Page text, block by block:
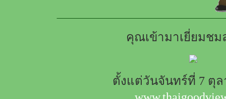
คุณเข้ามาเยี่ยมช
ตั้งแต่วันจันทร์ที่ 7 ตุล